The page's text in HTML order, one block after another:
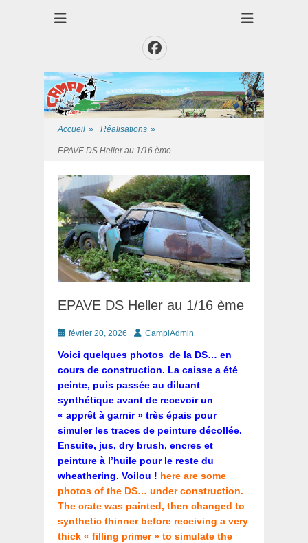
Club CAMPI
Facebook
Accueil » Réalisations »
EPAVE DS Heller au 1/16 ème
EPAVE DS Heller au 1/16 ème
Postéfévrier 20, 2026 AuteurCampiAdmin
Voici quelques photos de la DS… en
cours de construction. La caisse a été
peinte, puis passée au diluant
synthétique avant de recevoir un
« apprêt à garnir » très épais pour
simuler les traces de peinture décollée.
Ensuite, jus, dry brush, encres et
peinture à l’huile pour le reste du
wheathering. Voilou ! here are some
photos of the DS… under construction.
The crate was painted, then changed to
synthetic thinner before receiving a very
thick « filling primer » to simulate the